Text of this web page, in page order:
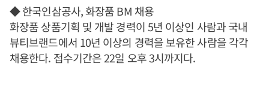
◆ 한국인삼공사, 화장품 BM 채용
화장품 상품기획 및 개발 경력이 5년 이상인 사람과 국내
뷰티브랜드에서 10년 이상의 경력을 보유한 사람을 각각
채용한다. 접수기간은 22일 오후 3시까지다.